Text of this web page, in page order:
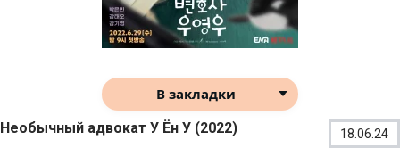
В закладки
Необычный адвокат У Ён У (2022) 18.06.24